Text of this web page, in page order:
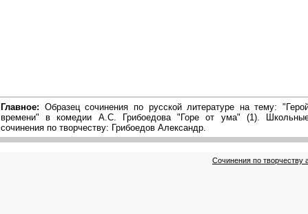
Главное: Образец сочинения по русской литературе на тему:
времени" в комедии А.С. Грибоедова "Горе от ума" (1).
сочинения по творчеству: Грибоедов Александр.
Сочинения по творчеству